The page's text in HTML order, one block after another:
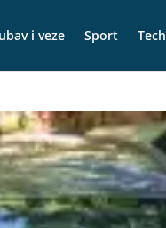
i veze Sport Tech